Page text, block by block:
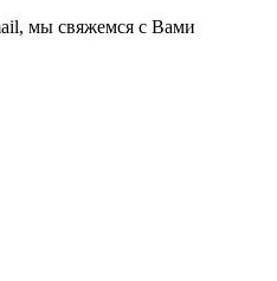
мы свяжемся с Вами